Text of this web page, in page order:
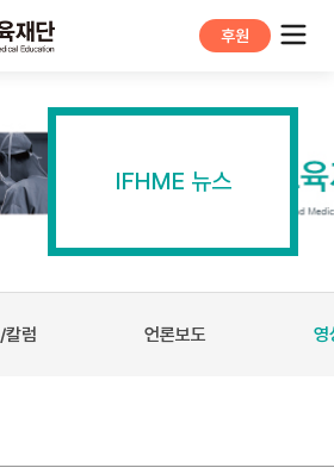
후원
IFHME 뉴스
칼럼 언론보도 영